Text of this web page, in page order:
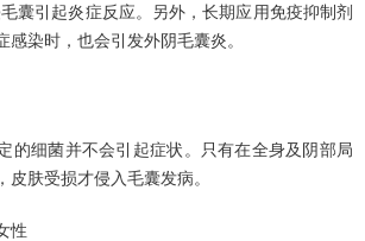
囊引起炎症反应。另外，长期应用免疫抑制剂
感染时，也会引发外阴毛囊炎。
的细菌并不会引起症状。只有在全身及阴部局
肤受损才侵入毛囊发病。
性